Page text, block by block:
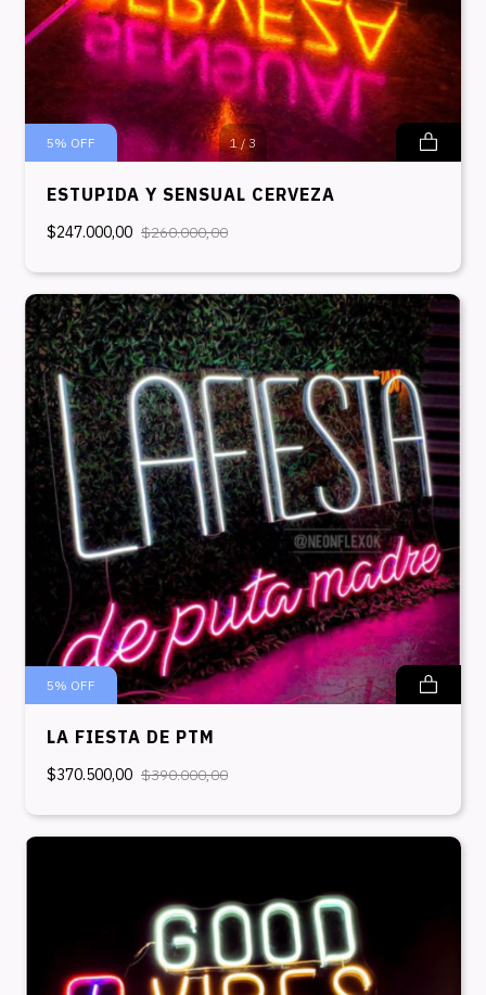
1/ 3
5% OFF
ESTUPIDA Y SENSUAL CERVEZA
$247.000,00 $260.000,00
5% OFF
LA FIESTA DE PTM
$370.500,00 $390.000,00